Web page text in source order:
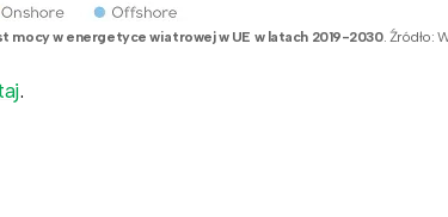
mocy w energetyce wiatrowej w UE w latach 2019-2030. Źródło:
.